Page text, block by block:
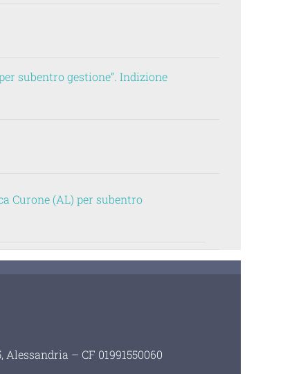
subentro gestione”. Indizione
Curone (AL) per subentro
– CF 01991550060